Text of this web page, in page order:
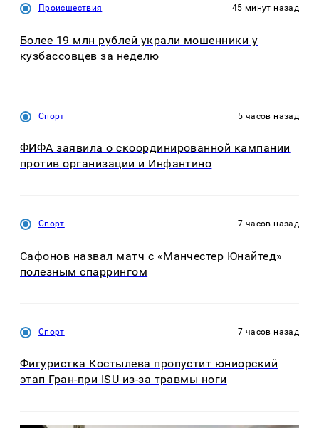
Происшествия 45 минут назад
Более 19 млн рублей украли мошенники у
кузбассовцев за неделю
Спорт 5 часов назад
ФИФА заявила о скоординированной кампании
против организации и Инфантино
Спорт 7 часов назад
Сафонов назвал матч с «Манчестер Юнайтед»
полезным спаррингом
Спорт 7 часов назад
Фигуристка Костылева пропустит юниорский
этап Гран-при ISU из-за травмы ноги